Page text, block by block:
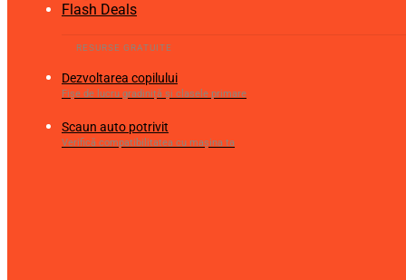
Flash Deals
Dezvoltarea copilului
Fișe de lucru gradiniță și clasele primare
Scaun auto potrivit
Verifică compatibilitatea cu mașina ta